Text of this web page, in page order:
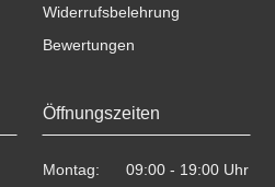
Widerrufsbelehrung
Bewertungen
Öffnungszeiten
Montag: